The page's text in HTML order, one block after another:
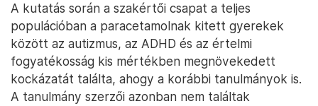
A kutatás során a szakértői csapat a teljes
populációban a paracetamolnak kitett gyerekek
között az autizmus, az ADHD és az értelmi
fogyatékosság kis mértékben megnövekedett
kockázatát találta, ahogy a korábbi tanulmányok is.
A tanulmány szerzői azonban nem találtak